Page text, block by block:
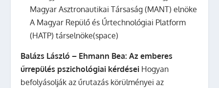
Magyar Asztronautikai Társaság (MANT) elnöke
A Magyar Repülő és Űrtechnológiai Platform
(HATP) társelnöke(space)
Balázs László – Ehmann Bea: Az emberes
űrrepülés pszichológiai kérdései Hogyan
befolyásolják az űrutazás körülményei az